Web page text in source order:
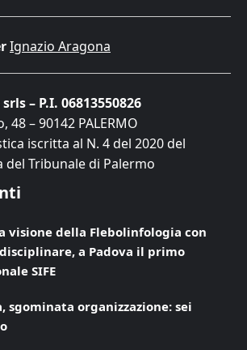
Ignazio Aragona
– P.I. 06813550826
48 – 90142 PALERMO
iscritta al N. 4 del 2020 del
del Tribunale di Palermo
visione della Flebolinfologia con
a Padova il primo
SIFE
sgominata organizzazione: sei